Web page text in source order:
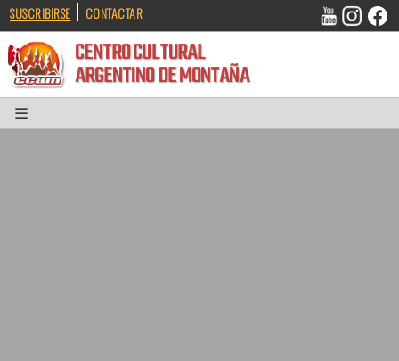
SUSCRIBIRSE | CONTACTAR
CENTRO CULTURAL
ARGENTINO DE MONTAÑA